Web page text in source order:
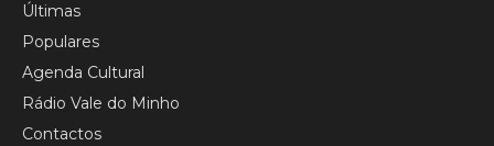
Últimas
Populares
Agenda Cultural
Rádio Vale do Minho
Contactos